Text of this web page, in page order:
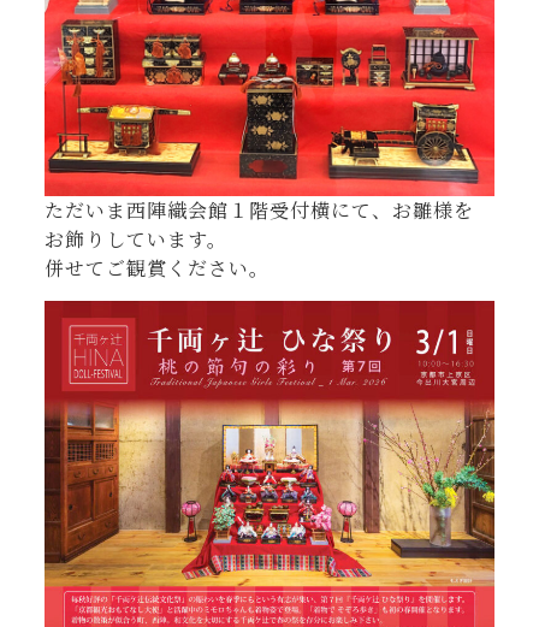
ただいま西陣織会館１階受付横にて、お雛様を
お飾りしています。
併せてご観賞ください。